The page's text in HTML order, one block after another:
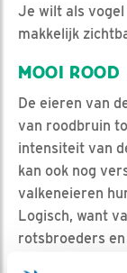
Je wilt als
makkelijk
MOOI ROOD
De eieren van
van roodbruin
intensiteit van
kan ook nog
valkeneieren
Logisch, want
rotsbroeders